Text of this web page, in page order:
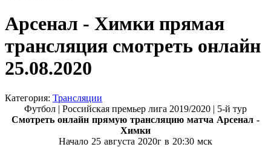
Арсенал - Химки прямая
трансляция смотреть онлайн
25.08.2020
Категория: Трансляции
Футбол | Российская премьер лига 2019/2020 | 5-й тур
Смотреть онлайн прямую трансляцию матча Арсенал -
Химки
Начало 25 августа 2020г в 20:30 мск